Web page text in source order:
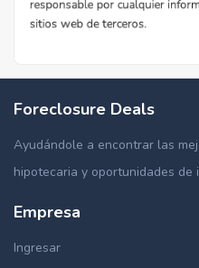
Foreclosure Deals
Ayudándole a encontrar las
hipotecaria y oportunidades de
Empresa
Ingresar